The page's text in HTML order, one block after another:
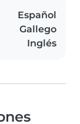
Español
Gallego
Inglés